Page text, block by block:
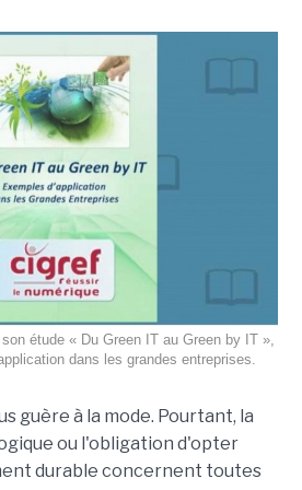
étude « Du Green IT au Green by IT »,
dans les grandes entreprises.
guère à la mode. Pourtant, la
ou l'obligation d'opter
durable concernent toutes